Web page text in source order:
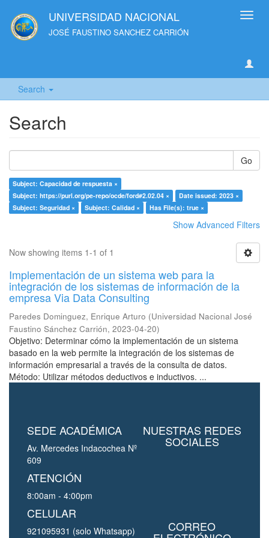
UNIVERSIDAD NACIONAL
JOSÉ FAUSTINO SANCHEZ CARRIÓN
Search
Search
Go
Subject: Capacidad de respuesta ×
Subject: https://purl.org/pe-repo/ocde/ford#2.02.04 ×
Date issued: 2023 ×
Subject: Seguridad ×
Subject: Calidad × Has File(s): true ×
Show Advanced Filters
Now showing items 1-1 of 1
Implementación de un sistema web para la
integración de los sistemas de información de la
empresa Via Data Consulting
Paredes Dominguez, Enrique Arturo (Universidad Nacional José
Faustino Sánchez Carrión, 2023-04-20)
Objetivo: Determinar cómo la implementación de un sistema
basado en la web permite la integración de los sistemas de
información empresarial a través de la consulta de datos.
Método: Utilizar métodos deductivos e inductivos. ...
SEDE ACADÉMICA
Av. Mercedes Indacochea Nº
609
ATENCIÓN
8:00am - 4:00pm
CELULAR
921095931 (solo Whatsapp)
NUESTRAS REDES
SOCIALES
CORREO